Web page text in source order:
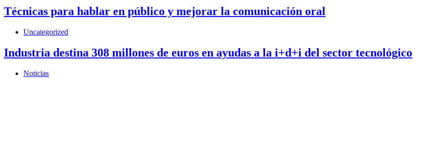
Técnicas para hablar en público y mejorar la comunicación oral
Uncategorized
Industria destina 308 millones de euros en ayudas a la i+d+i del sector tecnológico
Noticias